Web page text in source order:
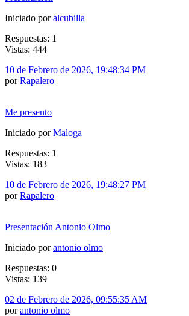
Iniciado poralcubilla
Respuestas: 1
Vistas: 444
10 de Febrero de 2026, 19:48:34 PM
porRapalero
Me presento
Iniciado porMaloga
Respuestas: 1
Vistas: 183
10 de Febrero de 2026, 19:48:27 PM
porRapalero
Presentación Antonio Olmo
Iniciado porantonio olmo
Respuestas: 0
Vistas: 139
02 de Febrero de 2026, 09:55:35 AM
porantonio olmo